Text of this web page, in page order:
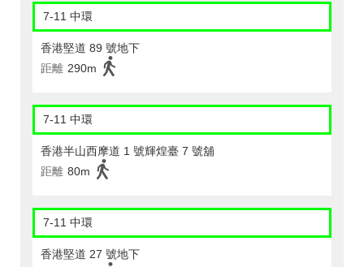
7-11 中環
香港堅道 89 號地下
距離 290m
7-11 中環
香港半山西摩道 1 號輝煌臺 7 號舖
距離 80m
7-11 中環
香港堅道 27 號地下